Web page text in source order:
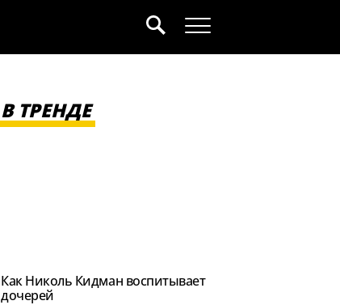
В ТРЕНДЕ
Как Николь Кидман воспитывает
дочерей